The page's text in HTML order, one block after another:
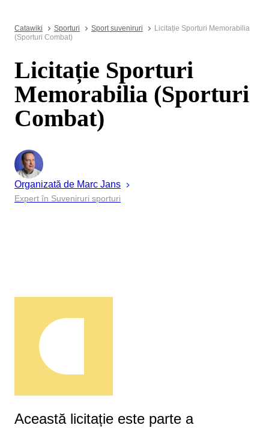
Catawiki Sporturi Sport suveniruri
Licitație Sporturi Memorabilia
(Sporturi Combat)
Licitație Sporturi
Memorabilia (Sporturi
Combat)
Organizată de Marc Jans
Expert în Suveniruri sporturi
Această licitație este parte a